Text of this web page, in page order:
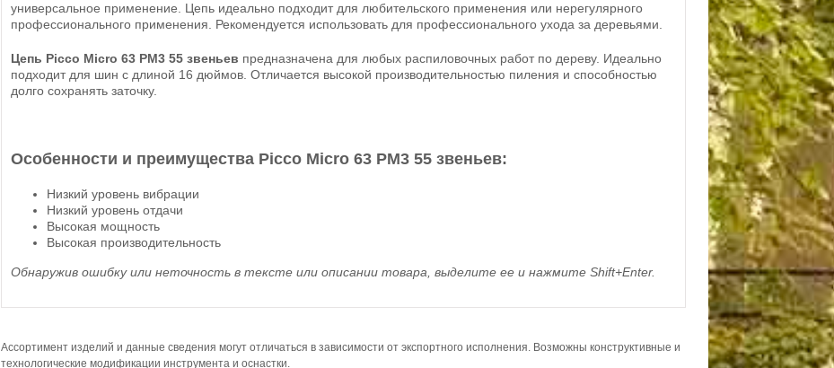
универсальное применение. Цепь идеально подходит для любительского применения или нерегулярного
профессионального применения. Рекомендуется использовать для профессионального ухода за деревьями.
Цепь Picco Micro 63 PM3 55 звеньев предназначена для любых распиловочных работ по дереву. Идеально
подходит для шин с длиной 16 дюймов. Отличается высокой производительностью пиления и способностью
долго сохранять заточку.
Особенности и преимущества Picco Micro 63 PM3 55 звеньев:
Низкий уровень вибрации
Низкий уровень отдачи
Высокая мощность
Высокая производительность
Обнаружив ошибку или неточность в тексте или описании товара, выделите ее и нажмите Shift+Enter.
Ассортимент изделий и данные сведения могут отличаться в зависимости от экспортного исполнения. Возможны конструктивные и
технологические модификации инструмента и оснастки.